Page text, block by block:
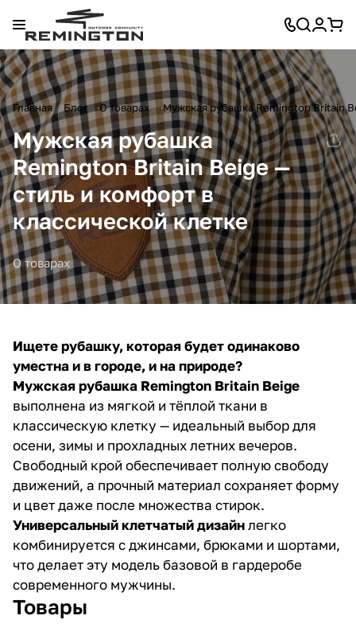
Главная Блог О товарах Мужская рубашка Remington Britain
Мужская рубашка
Remington Britain Beige —
стиль и комфорт в
классической клетке
О товарах
Ищете рубашку, которая будет одинаково
уместна и в городе, и на природе?
Мужская рубашка Remington Britain Beige
выполнена из мягкой и тёплой ткани в
классическую клетку — идеальный выбор для
осени, зимы и прохладных летних вечеров.
Свободный крой обеспечивает полную свободу
движений, а прочный материал сохраняет форму
и цвет даже после множества стирок.
Универсальный клетчатый дизайнлегко
комбинируется с джинсами, брюками и шортами,
что делает эту модель базовой в гардеробе
современного мужчины.
Товары